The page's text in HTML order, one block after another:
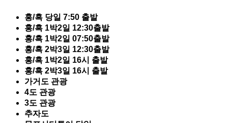
홍/흑 당일 7:50 출발
홍/흑 1박2일 12:30출발
홍/흑 1박2일 07:50출발
홍/흑 2박3일 12:30출발
홍/흑 1박2일 16시 출발
홍/흑 2박3일 16시 출발
가거도 관광
4도 관광
3도 관광
추자도